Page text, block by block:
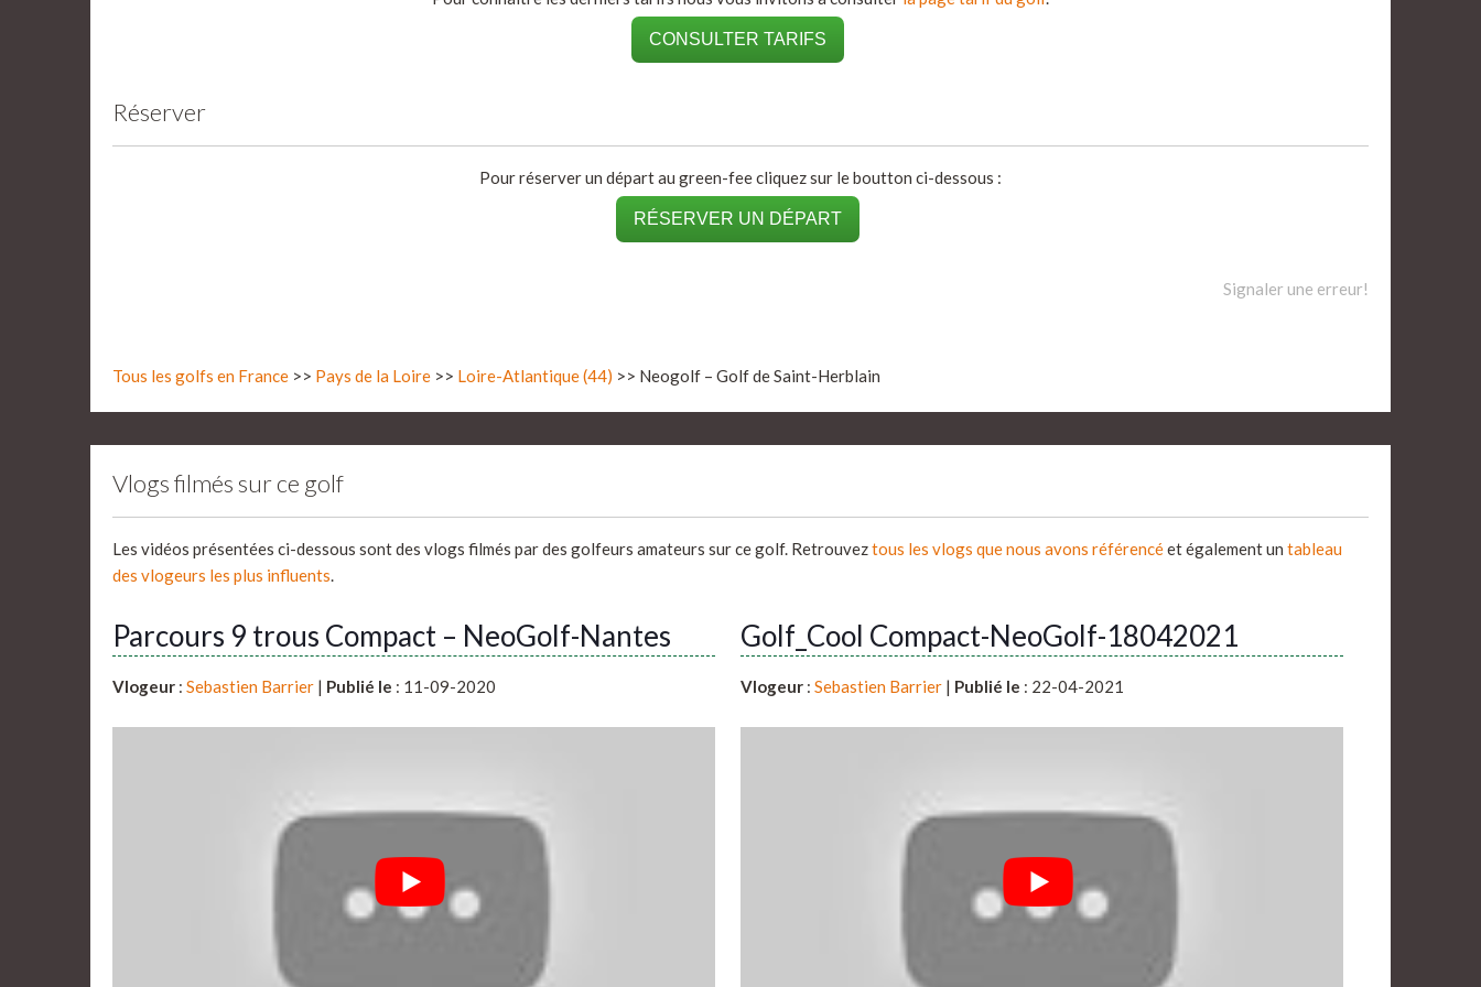
CONSULTER TARIFS
Réserver
Pour réserver un départ au green-fee cliquez sur le boutton ci-dessous :
RÉSERVER UN DÉPART
Signaler une erreur!
Tous les golfs en France >> Pays de la Loire >> Loire-Atlantique (44) >> Neogolf – Golf de Saint-Herblain​
Vlogs filmés sur ce golf
Les vidéos présentées ci-dessous sont des vlogs filmés par des golfeurs amateurs sur ce golf. Retrouveztous les vlogs que nous avons référencéet également un tableau
des vlogeurs les plus influents.
Parcours 9 trous Compact – NeoGolf-Nantes
Vlogeur : Sebastien Barrier | Publié le : 11-09-2020
Golf_Cool Compact-NeoGolf-18042021
Vlogeur: Sebastien Barrier| Publié le : 22-04-2021